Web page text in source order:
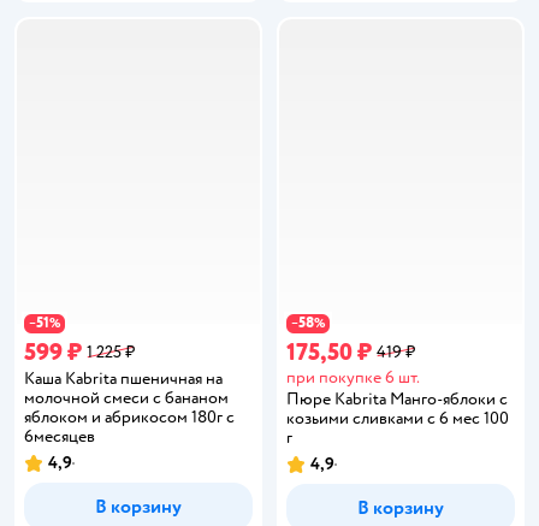
−51 %
599 ₽ 1 225 ₽
Каша Kabrita пшеничная на
молочной смеси с бананом
яблоком и абрикосом 180г с
6месяцев
Рейтинг:
4,9
В корзину
−58%
175,50 ₽ 419 ₽
при покупке 6 шт.
Пюре Kabrita Манго-яблоки с
козьими сливками с 6 мес 100
г
Рейтинг:
4,9
В корзину